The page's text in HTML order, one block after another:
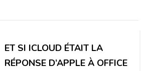
ET SI ICLOUD ÉTAIT LA
RÉPONSE D’APPLE À OFFICE